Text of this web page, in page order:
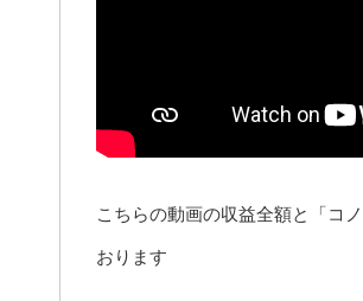
こちらの動画の収益全額と「コ
おります